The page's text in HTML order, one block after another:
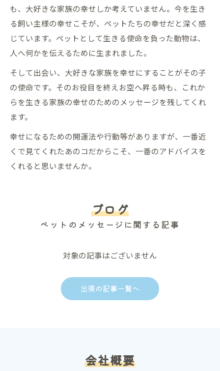
も、大好きな家族の幸せしか考えていません。今を生き
る飼い主様の幸せこそが、ペットたちの幸せだと深く感
じています。ペットとして生きる使命を負った動物は、
人へ何かを伝えるために生まれました。
そして出会い、大好きな家族を幸せにすることがその子
の使命です。そのお役目を終えお空へ昇る時も、これか
らを生きる家族の幸せのためのメッセージを残してくれ
ます。
幸せになるための開運法や行動等がありますが、一番近
くで見てくれたあのコだからこそ、一番のアドバイスを
くれると思いませんか。
ブログ
ペットのメッセージに関する記事
対象の記事はございません
出張の記事一覧へ
会社概要